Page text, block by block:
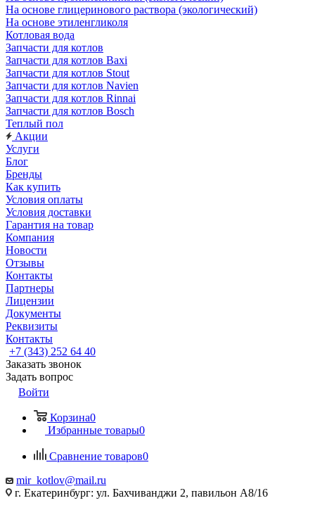
На основе глицеринового раствора (экологический)
На основе этиленгликоля
Котловая вода
Запчасти для котлов
Запчасти для котлов Baxi
Запчасти для котлов Stout
Запчасти для котлов Navien
Запчасти для котлов Rinnai
Запчасти для котлов Bosch
Теплый пол
Акции
Услуги
Блог
Бренды
Как купить
Условия оплаты
Условия доставки
Гарантия на товар
Компания
Новости
Отзывы
Контакты
Партнеры
Лицензии
Документы
Реквизиты
Контакты
+7 (343) 252 64 40
Заказать звонок
Задать вопрос
Войти
Корзина0
Избранные товары0
Сравнение товаров0
mir_kotlov@mail.ru
г. Екатеринбург: ул. Бахчиванджи 2, павильон А8/16